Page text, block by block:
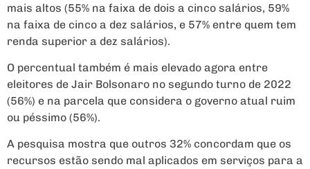
mais altos (55% na faixa de dois a cinco salários, 59%
na faixa de cinco a dez salários, e 57% entre quem tem
renda superior a dez salários).
O percentual também é mais elevado agora entre
eleitores de Jair Bolsonaro no segundo turno de 2022
(56%) e na parcela que considera o governo atual ruim
ou péssimo (56%).
A pesquisa mostra que outros 32% concordam que os
recursos estão sendo mal aplicados em serviços para a